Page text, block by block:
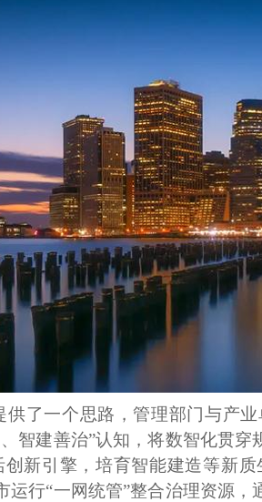
供了一个思路，管理部门与产
智建善治”认知，将数智化贯
新引擎，培育智能建造等新
行“一网统管”整合治理资源